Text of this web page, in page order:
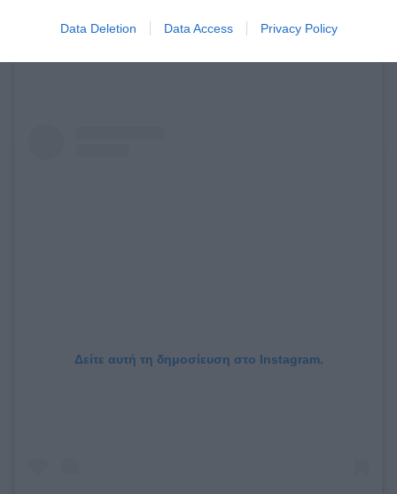
Data Deletion Data Access Privacy Policy
Δείτε αυτή τη δημοσίευση στο Instagram.